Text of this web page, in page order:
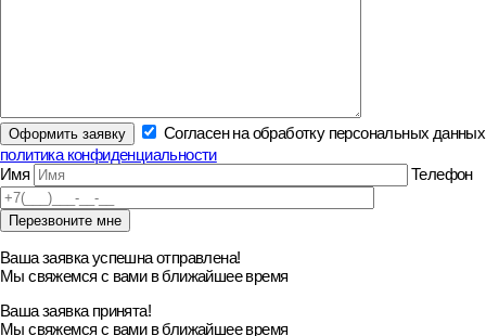
Согласен на обработку персональных данных
политика конфиденциальности
Имя
Телефон
Ваша заявка успешна отправлена!
Мы свяжемся с вами в ближайшее время
Ваша заявка принята!
Мы свяжемся с вами в ближайшее время